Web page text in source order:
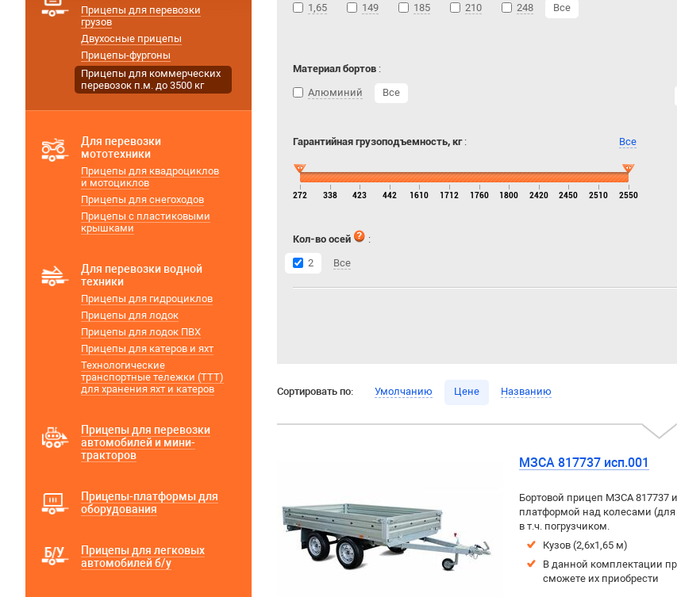
1,65
149 185 210 248 Все
Материал бортов :
Алюминий
Все
Гарантийная грузоподъемность, кг: Все
272 338 423 442 1610 1712 1760 1800 2420 2450 2510 2550
Кол-во осей
:
2
Все
Сортировать по: Умолчанию Цене Названию
МЗСА 817737 исп.001
Бортовой прицеп МЗСА 817737
платформой над колесами (для
в т.ч. погрузчиком.
Кузов (2,6х1,65 м)
В данной комплектации
сможете их приобрести
Прицепы для перевозки
грузов
Двухосные прицепы
Прицепы-фургоны
Прицепы для коммерческих
перевозок п.м. до 3500 кг
Для перевозки
мототехники
Прицепы для квадроциклов
и мотоциклов
Прицепы для снегоходов
Прицепы с пластиковыми
крышками
Для перевозки водной
техники
Прицепы для гидроциклов
Прицепы для лодок
Прицепы для лодок ПВХ
Прицепы для катеров и яхт
Технологические
транспортные тележки (ТТТ)
для хранения яхт и катеров
Прицепы для перевозки
автомобилей и мини-
тракторов
Прицепы-платформы для
оборудования
Прицепы для легковых
автомобилей б/у